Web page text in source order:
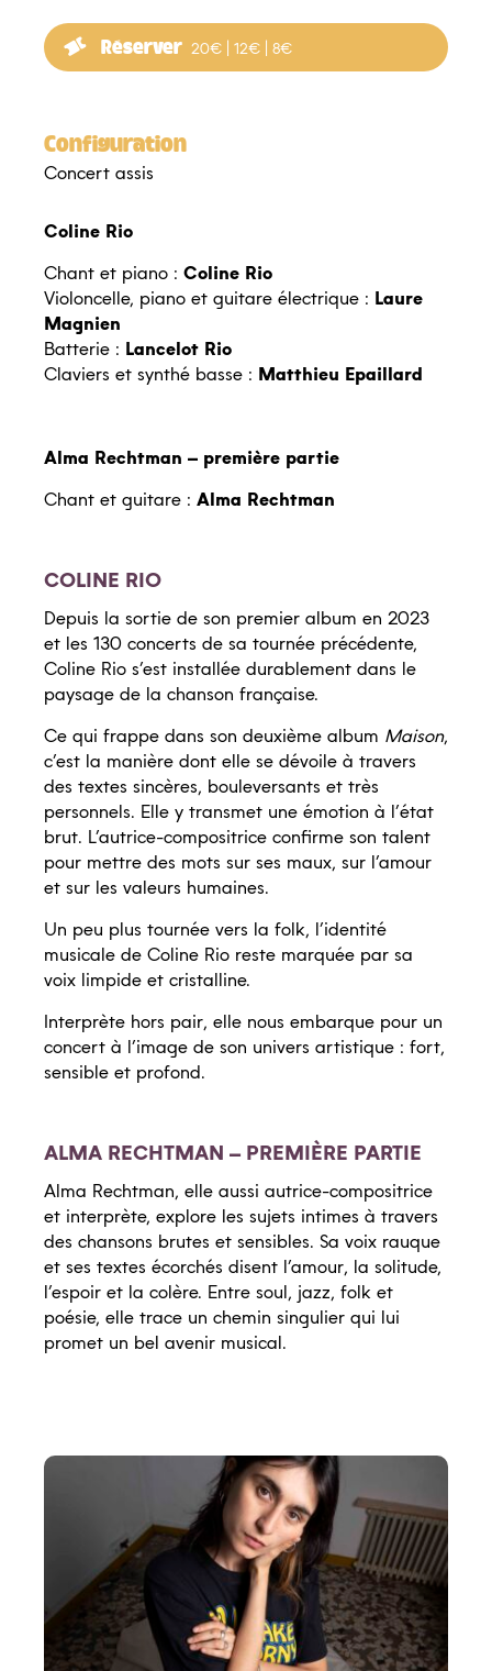
Accueil et billetterie
Médiathèque Quai des Arts
Autour de la saison
Les vendredis-midis du Quai des Arts
Les résidences d’artistes
Spectacles scolaires
Dossiers pédagogiques
Réserver 20€ | 12€ | 8€
Configuration
Concert assis
Coline Rio
Chant et piano : Coline Rio
Violoncelle, piano et guitare électrique : Laure
Magnien
Batterie : Lancelot Rio
Claviers et synthé basse : Matthieu Epaillard
Alma Rechtman – première partie
Chant et guitare : Alma Rechtman
COLINE RIO
Depuis la sortie de son premier album en 2023
et les 130 concerts de sa tournée précédente,
Coline Rio s’est installée durablement dans le
paysage de la chanson française.
Ce qui frappe dans son deuxième album Maison,
c’est la manière dont elle se dévoile à travers
des textes sincères, bouleversants et très
personnels. Elle y transmet une émotion à l’état
brut. L’autrice-compositrice confirme son talent
pour mettre des mots sur ses maux, sur l’amour
et sur les valeurs humaines.
Un peu plus tournée vers la folk, l’identité
musicale de Coline Rio reste marquée par sa
voix limpide et cristalline.
Interprète hors pair, elle nous embarque pour un
concert à l’image de son univers artistique : fort,
sensible et profond.
ALMA RECHTMAN – PREMIÈRE PARTIE
Alma Rechtman, elle aussi autrice-compositrice
et interprète, explore les sujets intimes à travers
des chansons brutes et sensibles. Sa voix rauque
et ses textes écorchés disent l’amour, la solitude,
l’espoir et la colère. Entre soul, jazz, folk et
poésie, elle trace un chemin singulier qui lui
promet un bel avenir musical.